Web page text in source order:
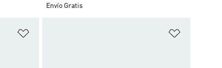
Envío Gratis